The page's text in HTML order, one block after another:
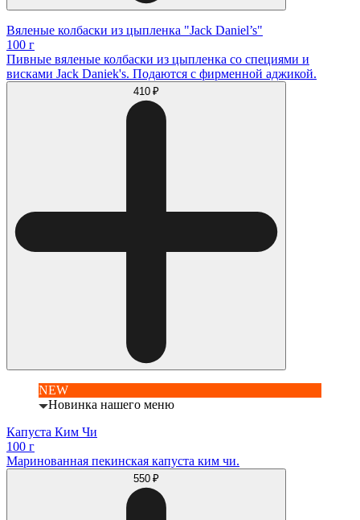
Вяленые колбаски из цыпленка "Jack Daniel’s"
100 г
Пивные вяленые колбаски из цыпленка со специями и
висками Jack Daniek's. Подаются с фирменной аджикой.
410 ₽
NEW
Новинка нашего меню
Капуста Ким Чи
100 г
Маринованная пекинская капуста ким чи.
550 ₽